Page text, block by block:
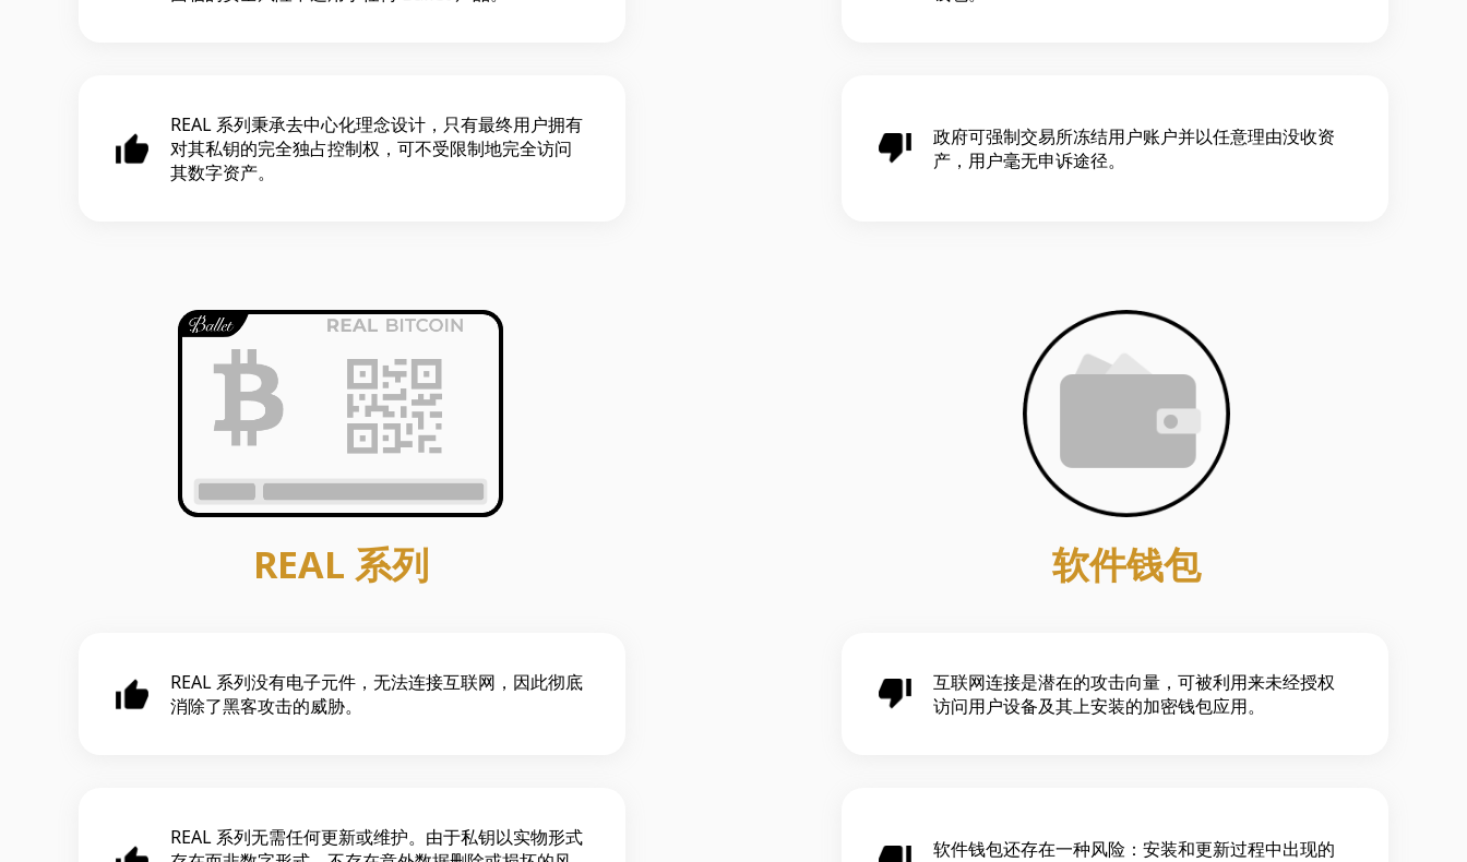
REAL 系列秉承去中心化理念设计，只有最终用户拥有
对其私钥的完全独占控制权，可不受限制地完全访问
其数字资产。
政府可强制交易所冻结用户账户并以任意理由没收资
产，用户毫无申诉途径。
REAL 系列 软件钱包
REAL 系列没有电子元件，无法连接互联网，因此彻底
消除了黑客攻击的威胁。
互联网连接是潜在的攻击向量，可被利用来未经授权
访问用户设备及其上安装的加密钱包应用。
REAL 系列无需任何更新或维护。由于私钥以实物形式
软件钱包还存在一种风险：安装和更新过程中出现的